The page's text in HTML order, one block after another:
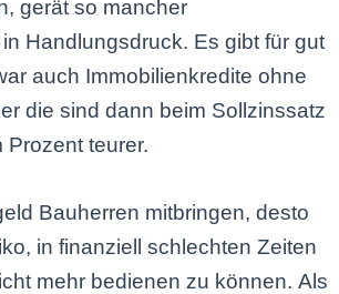
gerät so mancher
Handlungsdruck. Es gibt für gut
auch Immobilienkredite ohne
die sind dann beim Sollzinssatz
Prozent teurer.
Bauherren mitbringen, desto
in finanziell schlechten Zeiten
mehr bedienen zu können. Als